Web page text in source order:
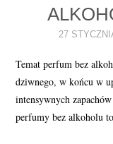
O
PERFUMY
A TO
27
Temat perfum bez
dziwnego, w końcu w
intensywnych
perfumy bez alkoholu